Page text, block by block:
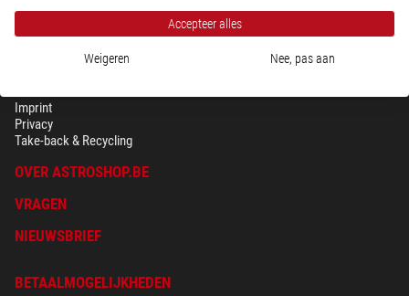
Imprint
Privacy
Take-back & Recycling
OVER ASTROSHOP.BE
VRAGEN
NIEUWSBRIEF
BETAALMOGELIJKHEDEN
Accepteer alles
Weigeren Nee, pas aan